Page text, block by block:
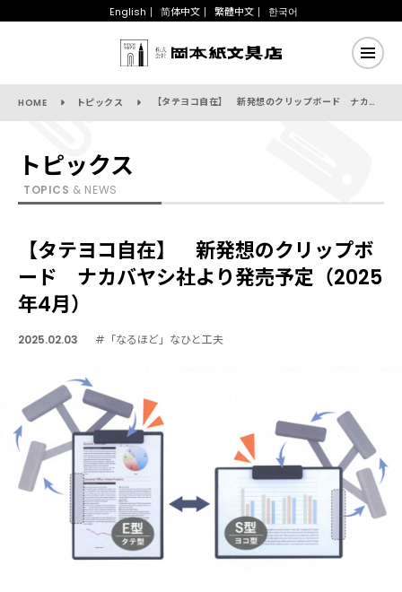
English 简体中文 繁體中文 한국어
HOME トピックス 【タテヨコ自在】 新発想のクリップボード ナカバヤシ社より発売予定（2025年4月）
トピックス
TOPICS & NEWS
【タテヨコ自在】 新発想のクリップボ
ード ナカバヤシ社より発売予定（2025
年4月）
2025.02.03 #「なるほど」なひと工夫